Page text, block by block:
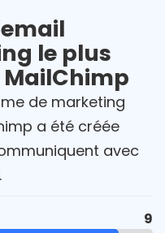
le plus
de marketing
a été créée
avec
9